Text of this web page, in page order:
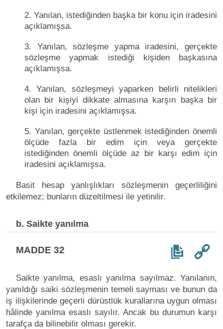
2. Yanılan, istediğinden başka bir konu için iradesini
açıklamışsa.
3. Yanılan, sözleşme yapma iradesini, gerçekte
sözleşme yapmak istediği kişiden başkasına
açıklamışsa.
4. Yanılan, sözleşmeyi yaparken belirli nitelikleri
olan bir kişiyi dikkate almasına karşın başka bir
kişi için iradesini açıklamışsa.
5. Yanılan, gerçekte üstlenmek istediğinden önemli
ölçüde fazla bir edim için veya gerçekte
istediğinden önemli ölçüde az bir karşı edim için
iradesini açıklamışsa.
Basit hesap yanlışlıkları sözleşmenin geçerliliğini
etkilemez; bunların düzeltilmesi ile yetinilir.
b. Saikte yanılma
MADDE 32
Saikte yanılma, esaslı yanılma sayılmaz. Yanılanın,
yanıldığı saiki sözleşmenin temeli sayması ve bunun da
iş ilişkilerinde geçerli dürüstlük kurallarına uygun olması
hâlinde yanılma esaslı sayılır. Ancak bu durumun karşı
tarafça da bilinebilir olması gerekir.